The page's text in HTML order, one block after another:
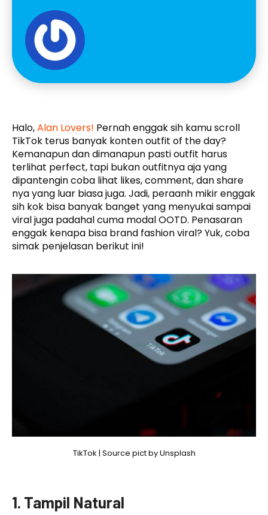
Halo,Alan Lovers! Pernah enggak sih kamu scroll
TikTok terus banyak konten outfit of the day?
Kemanapun dan dimanapun pasti outfit harus
terlihat perfect, tapi bukan outfitnya aja yang
dipantengin coba lihat likes, comment, dan share
nya yang luar biasa juga. Jadi, peraanh mikir enggak
sih kok bisa banyak banget yang menyukai sampai
viral juga padahal cuma modal OOTD. Penasaran
enggak kenapa bisa brand fashion viral? Yuk, coba
simak penjelasan berikut ini!
TikTok | Source pict by Unsplash
1. Tampil Natural